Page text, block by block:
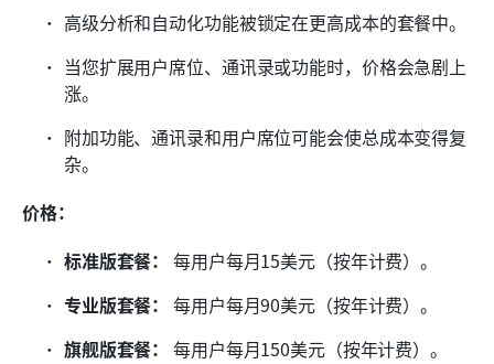
高级分析和自动化功能被锁定在更高成本的套餐中。
当您扩展用户席位、通讯录或功能时，价格会急剧上
涨。
附加功能、通讯录和用户席位可能会使总成本变得复
杂。
价格：
标准版套餐： 每用户每月15美元（按年计费）。
专业版套餐： 每用户每月90美元（按年计费）。
旗舰版套餐： 每用户每月150美元（按年计费）。